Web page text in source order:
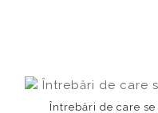
Întrebări de care